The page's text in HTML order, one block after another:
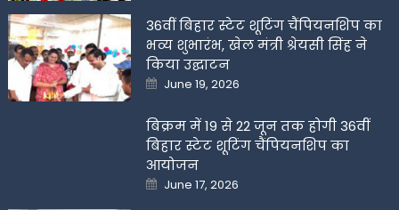
36वीं बिहार स्टेट शूटिंग चैंपियनशिप का
भव्य शुभारंभ, खेल मंत्री श्रेयसी सिंह ने
किया उद्घाटन
Posted
on
June 19, 2026
बिक्रम में 19 से 22 जून तक होगी 36वीं
बिहार स्टेट शूटिंग चैंपियनशिप का
आयोजन
Posted
on
June 17, 2026